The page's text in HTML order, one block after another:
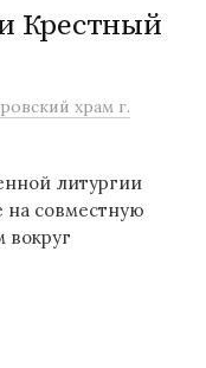
Крестный
храм г.
литургии
на совместную